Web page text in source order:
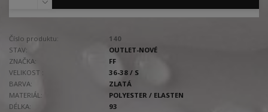
Číslo produktu:
140
STAV:
OUTLET-NOVÉ
ZNAČKA:
FF
VELIKOST :
36-38 / S
BARVA:
ZLATÁ
MATERIÁL:
POLYESTER / ELASTEN
DÉLKA:
93